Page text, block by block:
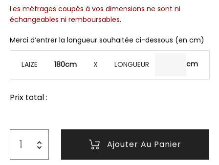
Les métrages coupés à vos dimensions ne sont ni
échangeables ni remboursables.
Merci d’entrer la longueur souhaitée ci-dessous (en cm)
LAIZE180cm X LONGUEUR
Prix total :
Ajouter Au Panier